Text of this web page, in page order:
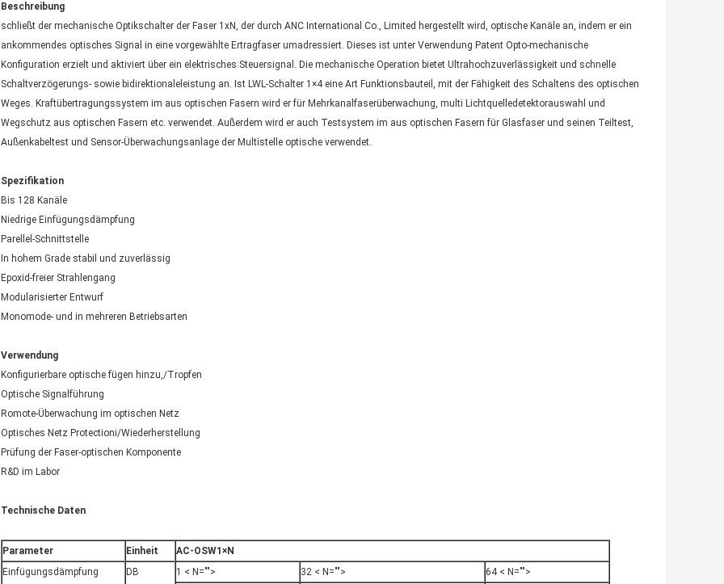
Beschreibung
schließt der mechanische Optikschalter der Faser 1xN, der durch ANC International Co., Limited hergestellt wird, optische Kanäle an, indem er ein
ankommendes optisches Signal in eine vorgewählte Ertragfaser umadressiert. Dieses ist unter Verwendung Patent Opto-mechanische
Konfiguration erzielt und aktiviert über ein elektrisches Steuersignal. Die mechanische Operation bietet Ultrahochzuverlässigkeit und schnelle
Schaltverzögerungs- sowie bidirektionaleleistung an. Ist LWL-Schalter 1×4 eine Art Funktionsbauteil, mit der Fähigkeit des Schaltens des optischen
Weges. Kraftübertragungssystem im aus optischen Fasern wird er für Mehrkanalfaserüberwachung, multi Lichtquelledetektorauswahl und
Wegschutz aus optischen Fasern etc. verwendet. Außerdem wird er auch Testsystem im aus optischen Fasern für Glasfaser und seinen Teiltest,
Außenkabeltest und Sensor-Überwachungsanlage der Multistelle optische verwendet.
Spezifikation
Bis 128 Kanäle
Niedrige Einfügungsdämpfung
Parellel-Schnittstelle
In hohem Grade stabil und zuverlässig
Epoxid-freier Strahlengang
Modularisierter Entwurf
Monomode- und in mehreren Betriebsarten
Verwendung
Konfigurierbare optische fügen hinzu,/Tropfen
Optische Signalführung
Romote-Überwachung im optischen Netz
Optisches Netz Protectioni/Wiederherstellung
Prüfung der Faser-optischen Komponente
R&D im Labor
Technische Daten
Parameter Einheit
AC-OSW1×N
Einfügungsdämpfung
DB 1 < N=""> 32 < N="">
64 < N="">